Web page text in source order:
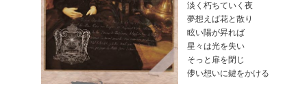
淡く朽ちていく夜
夢想えば花と散り
眩い陽が昇れば
星々は光を失い
そっと扉を閉じ
儚い想いに鍵をかける